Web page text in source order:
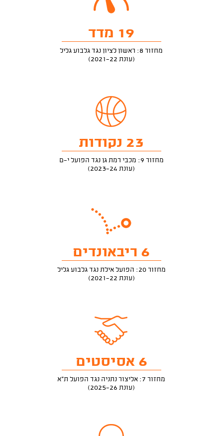
19 מדד
מחזור 8: ראשון לציון נגד גלבוע גליל
(עונת 2021-22)
23 נקודות
מחזור 9: מכבי רמת גן נגד הפועל י-ם
(עונת 2023-24)
6 ריבאונדים
מחזור 20: הפועל אילת נגד גלבוע גליל
(עונת 2021-22)
6 אסיסטים
מחזור 7: אליצור נתניה נגד הפועל ת"א
(עונת 2025-26)